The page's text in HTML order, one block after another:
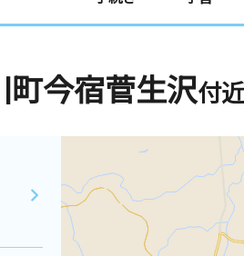
今宿菅生沢付